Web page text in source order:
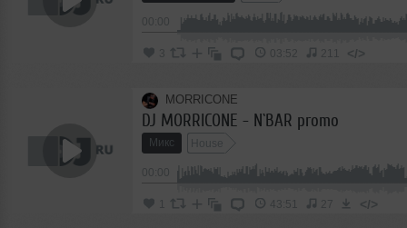
3 03:52 211 </>
MORRICONE
DJ MORRICONE - N`BAR promo
Микс House
43:51 27 </>